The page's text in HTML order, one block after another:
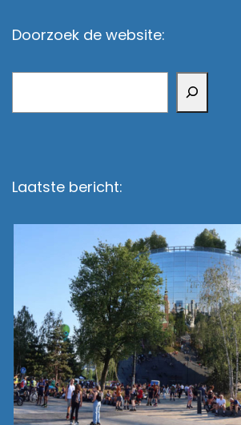
Doorzoek de website:
Laatste bericht: